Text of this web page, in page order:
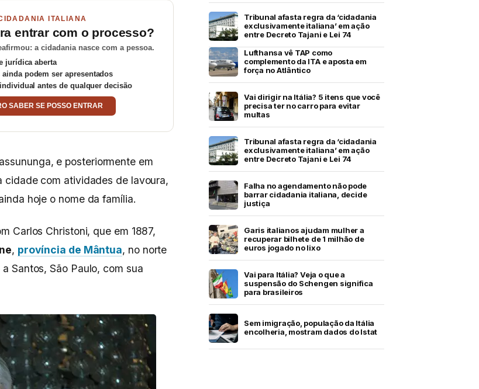
ITALIANA
entrar com o processo?
a cidadania nasce com a pessoa.
jurídica aberta
ainda podem ser apresentados
antes de qualquer decisão
SABER SE POSSO ENTRAR
e posteriormente em
cidade com atividades de lavoura,
hoje o nome da família.
Carlos Christoni, que em 1887,
, província de Mântua, no norte
Santos, São Paulo, com sua
Tribunal afasta regra da ‘cidadania
exclusivamente italiana’ em ação
entre Decreto Tajani e Lei 74
Lufthansa vê TAP como
complemento da ITA e aposta em
força no Atlântico
Vai dirigir na Itália? 5 itens que você
precisa ter no carro para evitar
multas
Tribunal afasta regra da ‘cidadania
exclusivamente italiana’ em ação
entre Decreto Tajani e Lei 74
Falha no agendamento não pode
barrar cidadania italiana, decide
justiça
Garis italianos ajudam mulher a
recuperar bilhete de 1 milhão de
euros jogado no lixo
Vai para Itália? Veja o que a
suspensão do Schengen significa
para brasileiros
Sem imigração, população da Itália
encolheria, mostram dados do Istat